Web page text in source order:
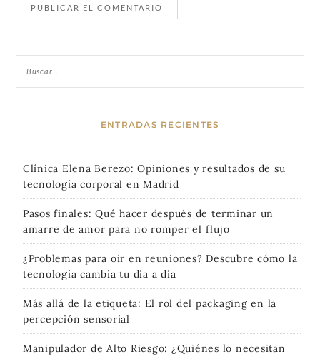
ENTRADAS RECIENTES
Clínica Elena Berezo: Opiniones y resultados de su
tecnología corporal en Madrid
Pasos finales: Qué hacer después de terminar un
amarre de amor para no romper el flujo
¿Problemas para oír en reuniones? Descubre cómo la
tecnología cambia tu día a día
Más allá de la etiqueta: El rol del packaging en la
percepción sensorial
Manipulador de Alto Riesgo: ¿Quiénes lo necesitan